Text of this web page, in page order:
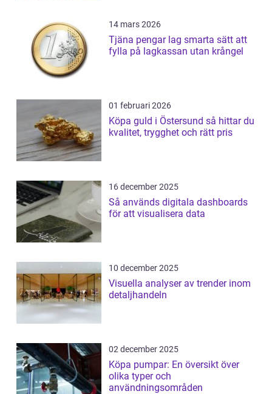
14 mars 2026
Tjäna pengar lag smarta sätt att
fylla på lagkassan utan krångel
01 februari 2026
Köpa guld i Östersund så hittar du
kvalitet, trygghet och rätt pris
16 december 2025
Så används digitala dashboards
för att visualisera data
10 december 2025
Visuella analyser av trender inom
detaljhandeln
02 december 2025
Köpa pumpar: En översikt över
olika typer och
användningsområden